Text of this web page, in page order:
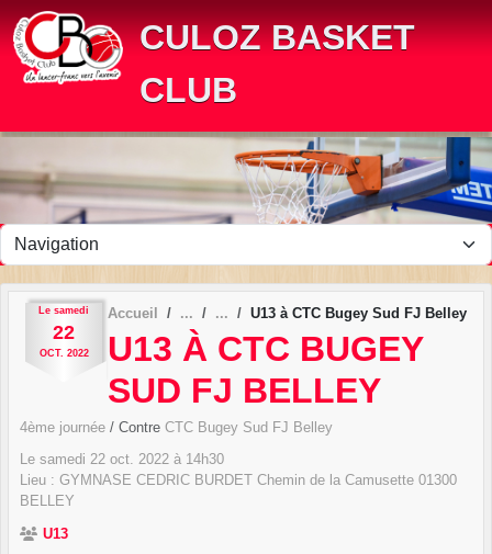
CULOZ BASKET
CLUB
Le samedi
22
OCT. 2022
Accueil U13 à CTC Bugey Sud FJ Belley
U13 À CTC BUGEY
SUD FJ BELLEY
4ème journée / Contre CTC Bugey Sud FJ Belley
Le samedi 22 oct. 2022 à 14h30
Lieu : GYMNASE CEDRIC BURDET Chemin de la Camusette 01300
BELLEY
U13
Panneau de gestion des cookies